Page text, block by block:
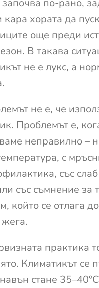
кара хората да
още преди
В такава
не е лукс, а
не е, че
Проблемът е,
неправилно –
с
със
със съмнение за
който се отлага
практика
Климатикът се
стане